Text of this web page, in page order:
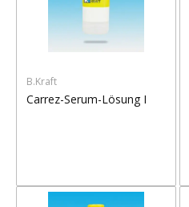
B.Kraft
Carrez-Serum-Lösung I